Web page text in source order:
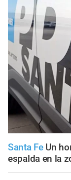
Santa Fe Un
espalda en la